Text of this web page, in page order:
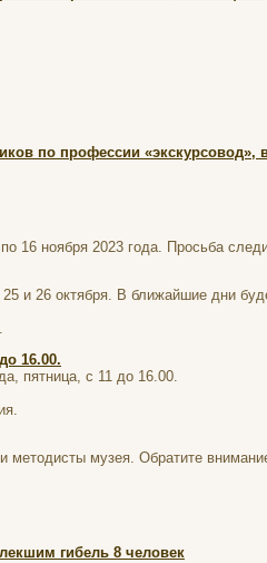
по профессии «экскурсовод»,
16 ноября 2023 года. Просьба
и 26 октября. В ближайшие дни
16.00.
пятница, с 11 до 16.00.
методисты музея. Обратите
гибель 8 человек